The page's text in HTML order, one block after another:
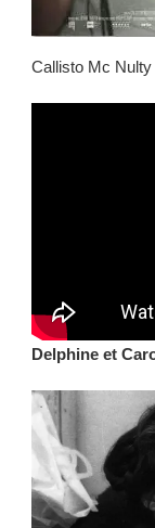
Callisto Mc Nulty
Delphine et